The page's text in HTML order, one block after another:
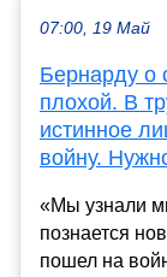
07:00, 19 Май
Бернарду о
плохой. В
истинное
войну.
«Мы узнали
познается
пошел на